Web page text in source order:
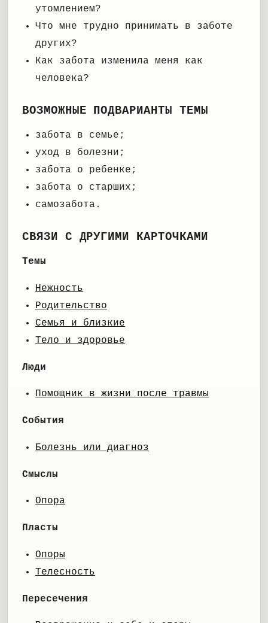
утомлением?
Что мне трудно принимать в заботе
других?
Как забота изменила меня как
человека?
ВОЗМОЖНЫЕ ПОДВАРИАНТЫ ТЕМЫ
забота в семье;
уход в болезни;
забота о ребенке;
забота о старших;
самозабота.
СВЯЗИ С ДРУГИМИ КАРТОЧКАМИ
Темы
Нежность
Родительство
Семья и близкие
Тело и здоровье
Люди
Помощник в жизни после травмы
События
Болезнь или диагноз
Смыслы
Опора
Пласты
Опоры
Телесность
Пересечения